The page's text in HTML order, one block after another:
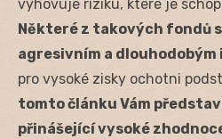
vyhovuje riziku, které je
Některé z takových fondů
agresivním a
pro vysoké zisky ochotni
tomto článku Vám
přinášející vysoké